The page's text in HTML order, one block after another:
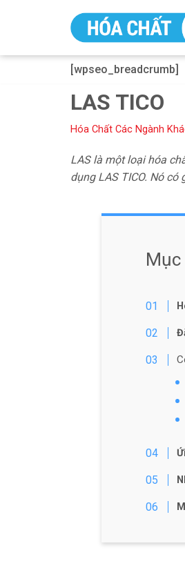
tới
[wpseo_breadcrumb]
LAS TICO
Hóa Chất Các Ngành
LAS là một loại hóa
dụng LAS TICO. Nó